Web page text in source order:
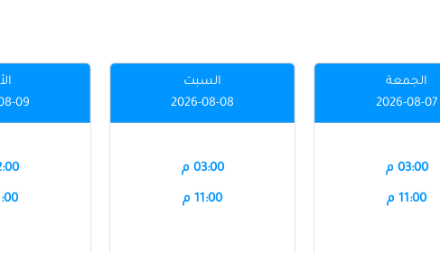
الجمعة
2026-08-07
03:00 م
11:00 م
السبت
2026-08-08
03:00 م
11:00 م
09